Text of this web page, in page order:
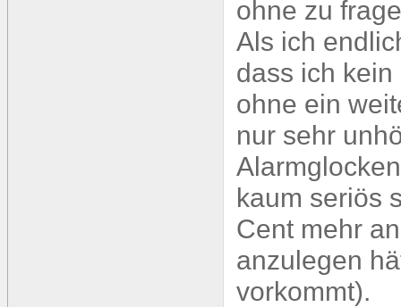
ohne zu
Als ich
dass ich
ohne ein
nur sehr
kaum seriös
Cent mehr
anzulegen
vorkommt).